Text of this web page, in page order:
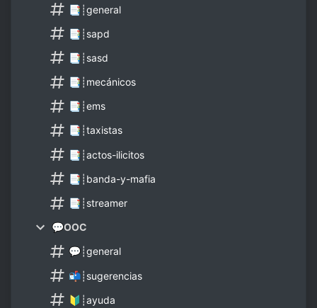
📑┊general
📑┊sapd
📑┊sasd
📑┊mecánicos
📑┊ems
📑┊taxistas
📑┊actos-ilicitos
📑┊banda-y-mafia
📑┊streamer
💬OOC
💬┊general
📬┊sugerencias
🔰┊ayuda